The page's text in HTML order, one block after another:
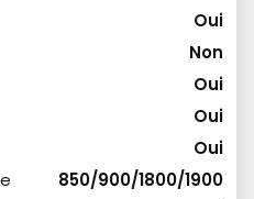
Oui
Non
Oui
Oui
Oui
850/900/1800/1900